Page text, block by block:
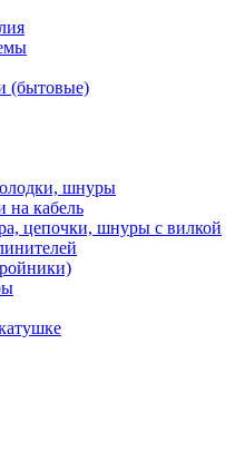
(бытовые)
шнуры
на кабель
цепочки, шнуры с вилкой